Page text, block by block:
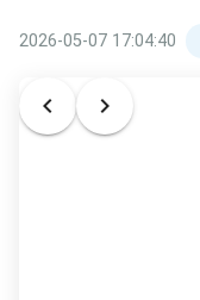
2026-05-07 17:04:40